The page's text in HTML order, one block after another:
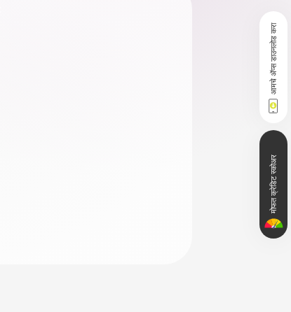
आमचे ॲप्स डाउनलोड करा
मोफत क्रेडिट स्कोअर